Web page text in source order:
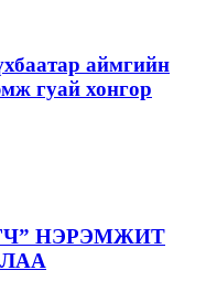
аймгийн
гуай хонгор
НЭРЭМЖИТ